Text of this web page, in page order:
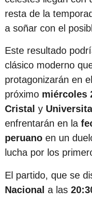
resta de la
a soñar con el
Este resultado
clásico moderno
protagonizarán en
próximo miércoles
Cristal y
enfrentarán en la
peruano en un
lucha por los
El partido, que se
Nacional a las